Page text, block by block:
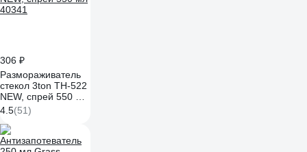
306 ₽
Размораживатель
стекол 3ton ТН-522
NEW, спрей 550 мл
40341
4.5(51)